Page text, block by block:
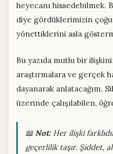
heyecanı hissedebilmek.
diye gördüklerimizin
yönettiklerini asla
Bu yazıda mutlu bir
araştırmalara ve gerçek
dayanarak anlatacağım.
üzerinde çalışılabilen,
📖 Not:Her ilişki
geçerlilik taşır. Şiddet,